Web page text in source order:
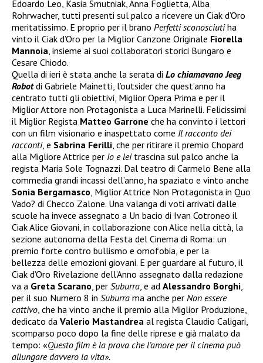
Edoardo Leo, Kasia Smutniak, Anna Foglietta, Alba
Rohrwacher, tutti presenti sul palco a ricevere un Ciak d’Oro
meritatissimo. E proprio per il brano Perfetti sconosciutiha
vinto il Ciak d’Oro per la Miglior Canzone Originale Fiorella
Mannoia , insieme ai suoi collaboratori storici Bungaro e
Cesare Chiodo.
Quella di ieri è stata anche la serata di Lo chiamavano Jeeg
Robotdi Gabriele Mainetti, l’outsider che quest’anno ha
centrato tutti gli obiettivi, Miglior Opera Prima e per il
Miglior Attore non Protagonista a Luca Marinelli. Felicissimi
il Miglior Regista Matteo Garrone che ha convinto i lettori
con un film visionario e inaspettato come Il racconto dei
racconti, e Sabrina Ferilli , che per ritirare il premio Chopard
alla Migliore Attrice per Io e leitrascina sul palco anche la
regista Maria Sole Tognazzi. Dal teatro di Carmelo Bene alla
commedia grandi incassi dell’anno, ha spaziato e vinto anche
Sonia Bergamasco , Miglior Attrice Non Protagonista in Quo
Vado? di Checco Zalone. Una valanga di voti arrivati dalle
scuole ha invece assegnato a Un bacio di Ivan Cotroneo il
Ciak Alice Giovani, in collaborazione con Alice nella città, la
sezione autonoma della Festa del Cinema di Roma: un
premio forte contro bullismo e omofobia, e per la
bellezza delle emozioni giovani. E per guardare al futuro, il
Ciak d’Oro Rivelazione dell’Anno assegnato dalla redazione
va a Greta Scarano , per Suburra , e ad Alessandro Borghi
per il suo Numero 8 in Suburra ma anche per Non essere
cattivo , che ha vinto anche il premio alla Miglior Produzione,
dedicato da Valerio Mastandrea al regista Claudio Caligari,
scomparso poco dopo la fine delle riprese e già malato da
tempo: «Questo film è la prova che l’amore per il cinema può
allungare davvero la vita».